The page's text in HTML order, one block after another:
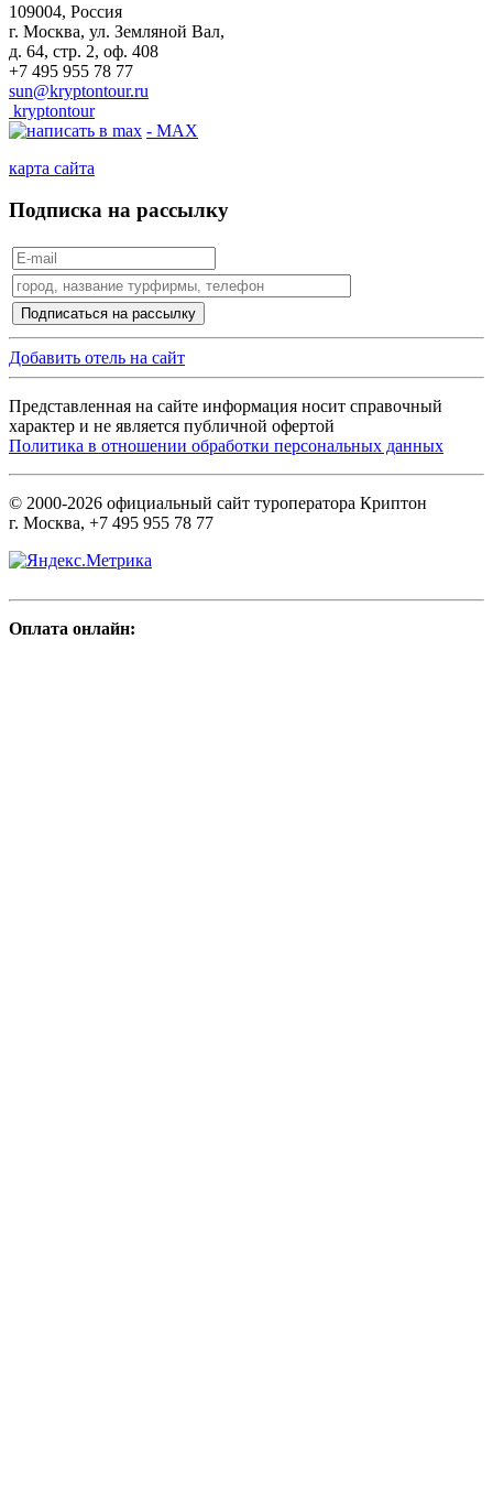
109004, Россия
г. Москва, ул. Земляной Вал,
д. 64, стр. 2, оф. 408
+7 495 955 78 77
sun@kryptontour.ru
kryptontour
- MAX
карта сайта
Подписка на рассылку
Добавить отель на сайт
Представленная на сайте информация носит справочный
характер и не является публичной офертой
Политика в отношении обработки персональных данных
© 2000-2026 официальный сайт туроператора Криптон
г. Москва, +7 495 955 78 77
Оплата онлайн: